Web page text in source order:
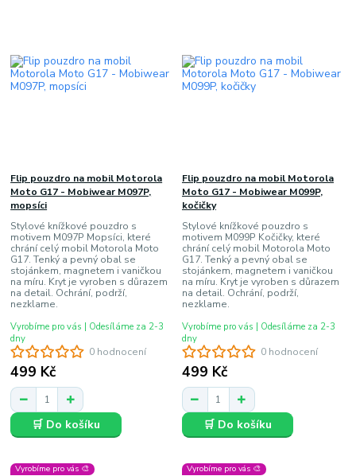
0 hodnocení
Flip pouzdro na mobil Motorola
Moto G17 - Mobiwear M097P,
mopsíci
Stylové knížkové pouzdro s
motivem M097P Mopsíci, které
chrání celý mobil Motorola Moto
G17. Tenký a pevný obal se
stojánkem, magnetem i vaničkou
na míru. Kryt je vyroben s důrazem
na detail. Ochrání, podrží,
nezklame.
499 Kč
Vyrobíme pro vás | Odesíláme za 2-3
dny
🛒 Do košíku
0 hodnocení
Flip pouzdro na mobil Motorola
Moto G17 - Mobiwear M099P,
kočičky
Stylové knížkové pouzdro s
motivem M099P Kočičky, které
chrání celý mobil Motorola Moto
G17. Tenký a pevný obal se
stojánkem, magnetem i vaničkou
na míru. Kryt je vyroben s důrazem
na detail. Ochrání, podrží,
nezklame.
499 Kč
Vyrobíme pro vás | Odesíláme za 2-3
dny
🛒 Do košíku
Vyrobíme pro vás 🎨 Vyrobíme pro vás 🎨